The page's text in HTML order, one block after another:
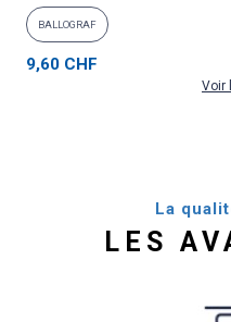
BALLOGRAF
9,60 CHF
Voir
La
LES